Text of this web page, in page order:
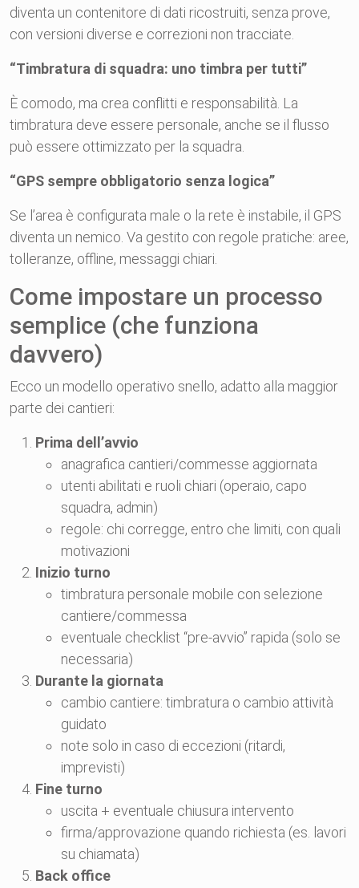
diventa un contenitore di dati ricostruiti, senza prove,
con versioni diverse e correzioni non tracciate.
“Timbratura di squadra: uno timbra per tutti”
È comodo, ma crea conflitti e responsabilità. La
timbratura deve essere personale, anche se il flusso
può essere ottimizzato per la squadra.
“GPS sempre obbligatorio senza logica”
Se l’area è configurata male o la rete è instabile, il GPS
diventa un nemico. Va gestito con regole pratiche: aree,
tolleranze, offline, messaggi chiari.
Come impostare un processo
semplice (che funziona
davvero)
Ecco un modello operativo snello, adatto alla maggior
parte dei cantieri:
Prima dell’avvio
anagrafica cantieri/commesse aggiornata
utenti abilitati e ruoli chiari (operaio, capo
squadra, admin)
regole: chi corregge, entro che limiti, con quali
motivazioni
Inizio turno
timbratura personale mobile con selezione
cantiere/commessa
eventuale checklist “pre-avvio” rapida (solo se
necessaria)
Durante la giornata
cambio cantiere: timbratura o cambio attività
guidato
note solo in caso di eccezioni (ritardi,
imprevisti)
Fine turno
uscita + eventuale chiusura intervento
firma/approvazione quando richiesta (es. lavori
su chiamata)
Back office